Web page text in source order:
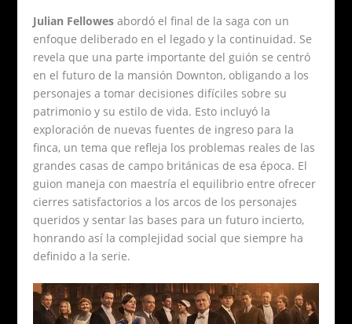
Julian Fellowes abordó el final de la saga con un
enfoque deliberado en el legado y la continuidad. Se
revela que una parte importante del guión se centró
en el futuro de la mansión Downton, obligando a los
personajes a tomar decisiones difíciles sobre su
patrimonio y su estilo de vida. Esto incluyó la
exploración de nuevas fuentes de ingreso para la
finca, un tema que refleja los problemas reales de las
grandes casas de campo británicas de esa época. El
guion maneja con maestría el equilibrio entre ofrecer
cierres satisfactorios a los arcos de los personajes
queridos y sentar las bases para un futuro incierto,
honrando así la complejidad social que siempre ha
definido a la serie.